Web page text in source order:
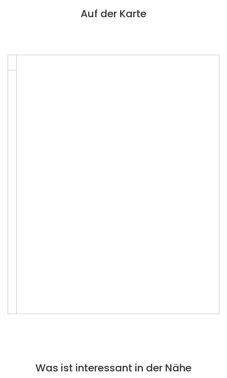
Auf der Karte
Was ist interessant in der Nähe